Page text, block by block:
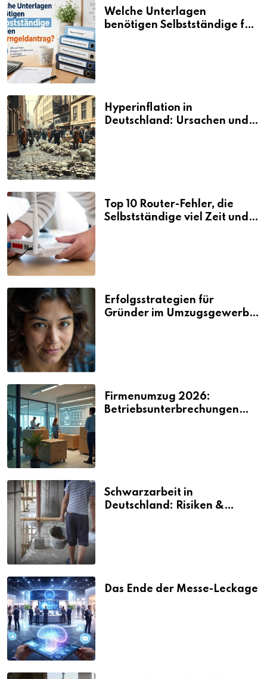
Welche Unterlagen
benötigen Selbstständige für
Hyperinflation in
Deutschland: Ursachen und
Top 10 Router-Fehler, die
Selbstständige viel Zeit und
Erfolgsstrategien für
Gründer im Umzugsgewerbe
Firmenumzug 2026:
Betriebsunterbrechungen
Schwarzarbeit in
Deutschland: Risiken &
Das Ende der Messe-Leckage